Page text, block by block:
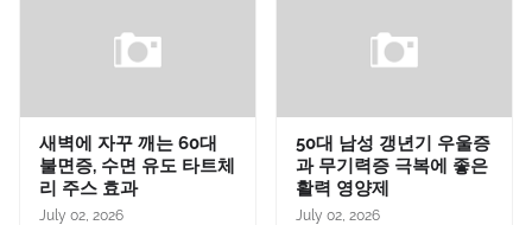
새벽에 자꾸 깨는 60대
불면증, 수면 유도 타트체
리 주스 효과
July 02, 2026
50대 남성 갱년기 우울증
과 무기력증 극복에 좋은
활력 영양제
July 02, 2026